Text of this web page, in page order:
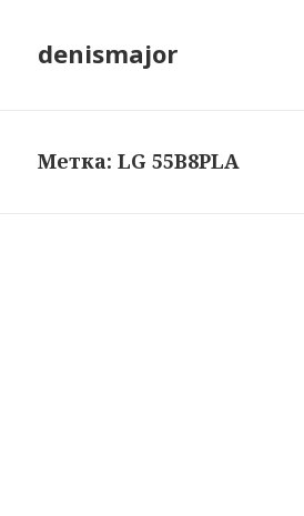
denismajor
Метка:LG 55B8PLA